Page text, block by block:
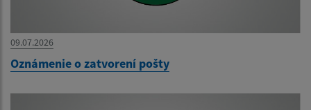
09.07.2026
Oznámenie o zatvorení pošty